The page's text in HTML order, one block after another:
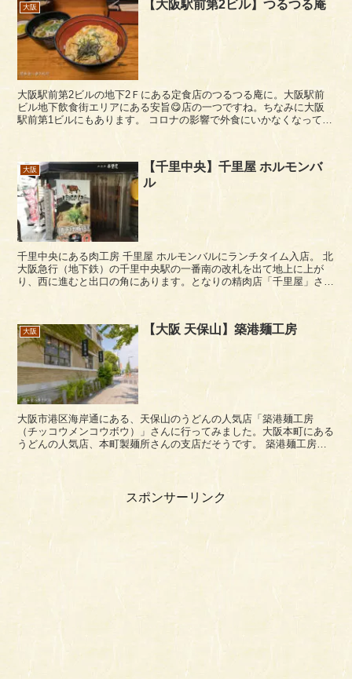
大阪 【大阪駅前第2ビル】つるつる庵
大阪駅前第2ビルの地下2Ｆにある定食店のつるつる庵に。大阪駅前
ビル地下飲食街エリアにある安旨😋店の一つですね。ちなみに大阪
駅前第1ビルにもあります。 コロナの影響で外食にいかなくなってし
大阪
【千里中央】千里屋 ホルモンバ
ル
千里中央にある肉工房 千里屋 ホルモンバルにランチタイム入店。 北
大阪急行（地下鉄）の千里中央駅の一番南の改札を出て地上に上が
り、西に進むと出口の角にあります。となりの精肉店「千里屋」さん
大阪 【大阪 天保山】築港麺工房
大阪市港区海岸通にある、天保山のうどんの人気店「築港麺工房
（チッコウメンコウボウ）」さんに行ってみました。大阪本町にある
うどんの人気店、本町製麺所さんの支店だそうです。 築港麺工房さ
スポンサーリンク